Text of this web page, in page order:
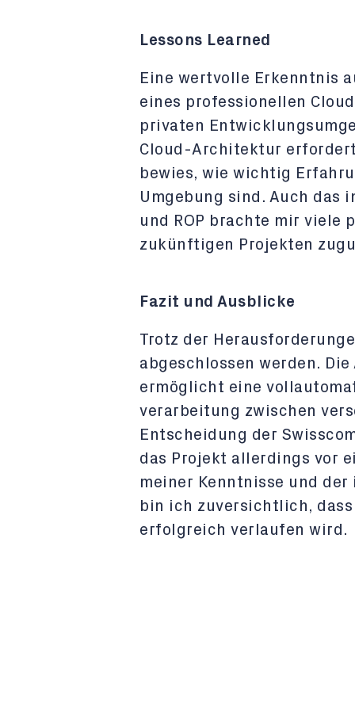
Lessons Learned
Eine wertvolle Erkenntnis
eines professionellen
privaten
Cloud-Architektur
bewies, wie wichtig
Umgebung sind. Auch das
und ROP brachte mir viele
zukünftigen Projekten
Fazit und Ausblicke
Trotz der
abgeschlossen werden.
ermöglicht eine
verarbeitung zwischen
Entscheidung der
das Projekt allerdings vor
meiner Kenntnisse und
bin ich zuversichtlich,
erfolgreich verlaufen wird.